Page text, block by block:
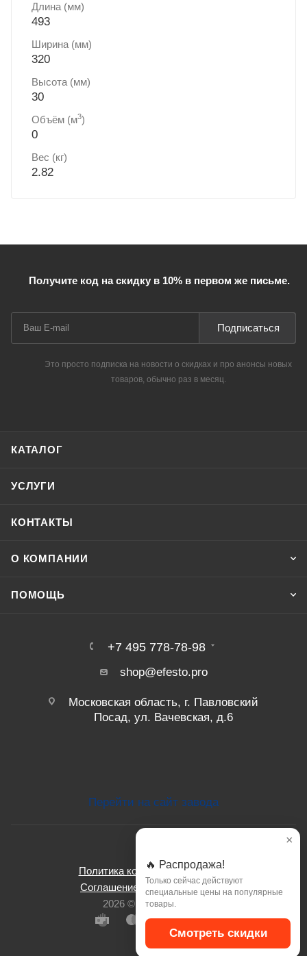
Длина (мм)
493
Ширина (мм)
320
Высота (мм)
30
Объём (м3)
0
Вес (кг)
2.82
Получите код на скидку в 10% в первом же письме.
Подписаться
Это просто подписка на новости о скидках и про анонсы новых
товаров, обычно раз в месяц.
КАТАЛОГ
УСЛУГИ
КОНТАКТЫ
О КОМПАНИИ
ПОМОЩЬ
+7 495 778-78-98
shop@efesto.pro
Московская область, г. Павловский
Посад, ул. Вачевская, д.6
Перейти на сайт завода
Политика конфиденциальности
Соглашение об использовании
2026 © ООО Эфесто.
×
🔥 Распродажа!
Только сейчас действуют
специальные цены на популярные
товары.
Смотреть скидки